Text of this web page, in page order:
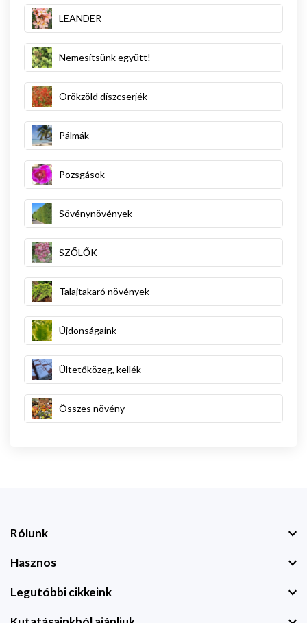
LEANDER
Nemesítsünk együtt!
Örökzöld díszcserjék
Pálmák
Pozsgások
Sövénynövények
SZŐLŐK
Talajtakaró növények
Újdonságaink
Ültetőközeg, kellék
Összes növény
Rólunk
Hasznos
Legutóbbi cikkeink